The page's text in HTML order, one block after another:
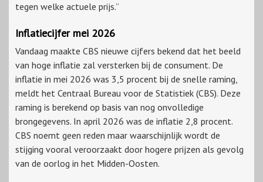
tegen welke actuele prijs.”
Inflatiecijfer mei 2026
Vandaag maakte CBS nieuwe cijfers bekend dat het beeld
van hoge inflatie zal versterken bij de consument. De
inflatie in mei 2026 was 3,5 procent bij de snelle raming,
meldt het Centraal Bureau voor de Statistiek (CBS). Deze
raming is berekend op basis van nog onvolledige
brongegevens. In april 2026 was de inflatie 2,8 procent.
CBS noemt geen reden maar waarschijnlijk wordt de
stijging vooral veroorzaakt door hogere prijzen als gevolg
van de oorlog in het Midden-Oosten.